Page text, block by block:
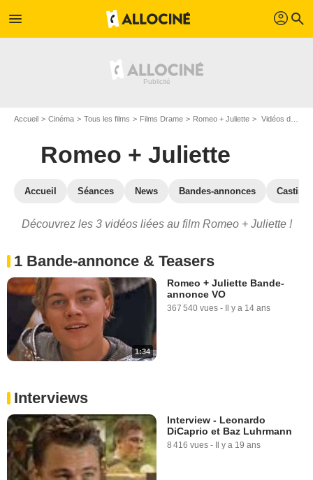
menu profil search
Accueil Cinéma Tous les films Films Drame Romeo + Juliette Vidéos du film Romeo + Juliette
Romeo + Juliette
Accueil Séances News Bandes-annonces Casting
Découvrez les 3 vidéos liées au film Romeo + Juliette !
1 Bande-annonce & Teasers
1:34
Romeo + Juliette Bande-
annonce VO
367 540 vues - Il y a 14 ans
Interviews
Interview - Leonardo
DiCaprio et Baz Luhrmann
8 416 vues - Il y a 19 ans